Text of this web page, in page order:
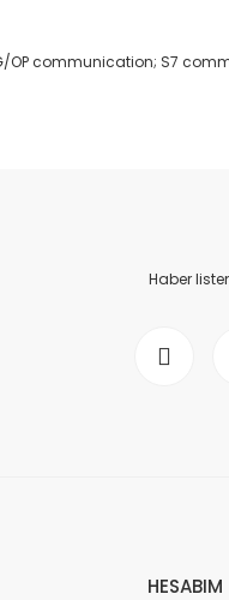
OP communication; S7
Haber
HESABIM